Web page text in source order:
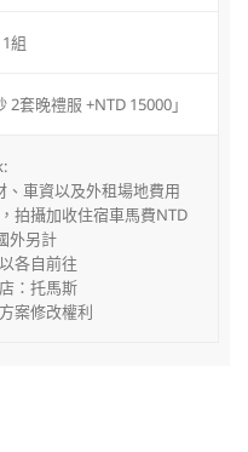
組
2套晚禮服 +NTD 15000」
車資以及外租場地費用
拍攝加收住宿⾞⾺費NTD
外另計
各自前往
：托馬斯
案修改權利